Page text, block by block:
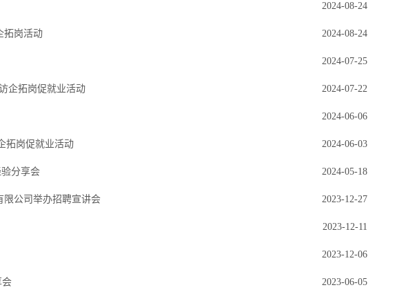
2024-08-24
拓岗活动 2024-08-24
2024-07-25
企拓岗促就业活动 2024-07-22
2024-06-06
拓岗促就业活动 2024-06-03
分享会 2024-05-18
公司举办招聘宣讲会 2023-12-27
2023-12-11
2023-12-06
会 2023-06-05